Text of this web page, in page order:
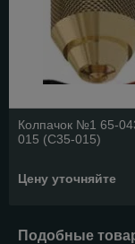
Колпачок №1 65-
015 (C35-015)
Цену уточняйте
Подобные